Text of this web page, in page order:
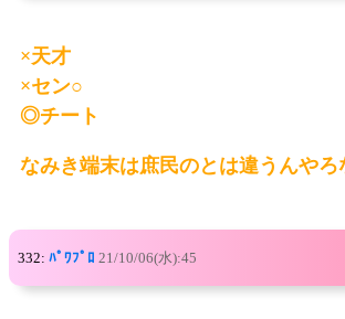
×天才
×セン○
◎チート
なみき端末は庶民のとは違うんやろ
332: ﾊﾟﾜﾌﾟﾛ 21/10/06(水):45